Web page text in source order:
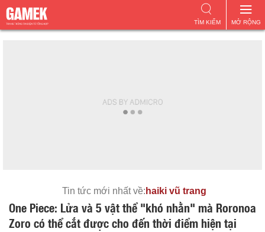
MỞ RỘNG
TÌM KIẾM
Tin tức mới nhất về: haiki vũ trang
One Piece: Lửa và 5 vật thể "khó nhằn" mà Roronoa
Zoro có thể cắt được cho đến thời điểm hiện tại